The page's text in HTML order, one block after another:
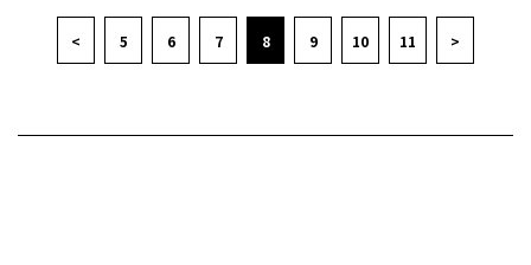
< 5 6 7 8 9 10 11 >